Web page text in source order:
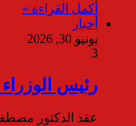
أكمل القراءة »
أخبار
يونيو 30, 2026
3
رئيس
عقد الدكتور